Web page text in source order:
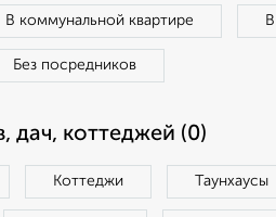
В коммунальной квартире
Без посредников
коттеджей (0)
Коттеджи Таунхаусы